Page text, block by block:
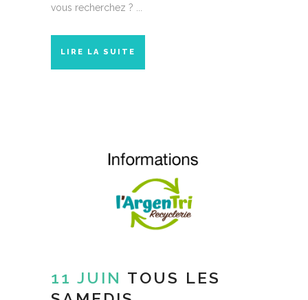
vous recherchez ? ...
LIRE LA SUITE
11 JUIN TOUS LES